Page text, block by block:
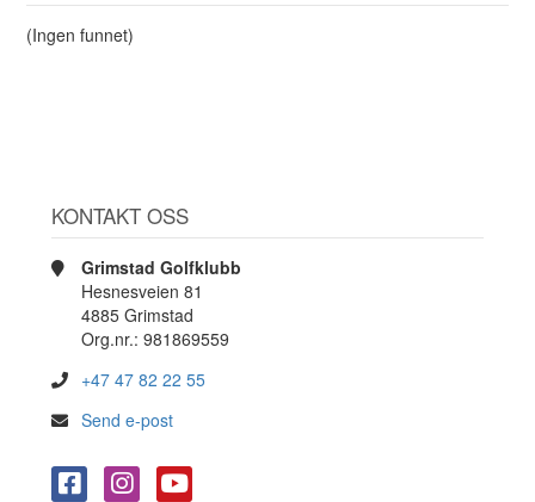
(Ingen funnet)
KONTAKT OSS
Grimstad Golfklubb
Hesnesveien 81
4885 Grimstad
Org.nr.: 981869559
+47 47 82 22 55
Send e-post